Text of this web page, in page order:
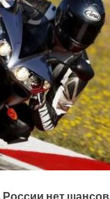
России нет шансов